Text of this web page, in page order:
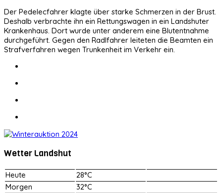
Der Pedelecfahrer klagte über starke Schmerzen in der Brust.
Deshalb verbrachte ihn ein Rettungswagen in ein Landshuter
Krankenhaus. Dort wurde unter anderem eine Blutentnahme
durchgeführt. Gegen den Radlfahrer leiteten die Beamten ein
Strafverfahren wegen Trunkenheit im Verkehr ein.
Wetter Landshut
Heute
28°C
Morgen
32°C